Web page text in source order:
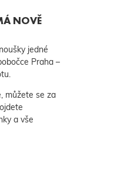
NOVĚ
jedné
Praha –
můžete se za
a vše